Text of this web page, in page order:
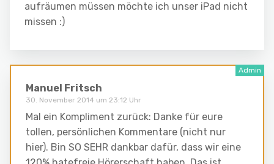
aufräumen müssen möchte ich unser iPad nicht
missen :)
Manuel Fritsch
30. November 2014 um 23:12 Uhr
Mal ein Kompliment zurück: Danke für eure
tollen, persönlichen Kommentare (nicht nur
hier). Bin SO SEHR dankbar dafür, dass wir eine